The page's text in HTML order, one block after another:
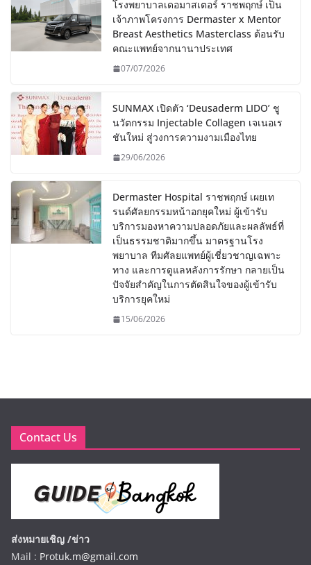
โรงพยาบาลเดอมาสเตอร์ ราชพฤกษ์ เป็น
เจ้าภาพโครงการ Dermaster x Mentor
Breast Aesthetics Masterclass ต้อนรับ
คณะแพทย์จากนานาประเทศ
07/07/2026
SUNMAX เปิดตัว ‘Deusaderm LIDO’ ชู
นวัตกรรม Injectable Collagen เจเนอเร
ชันใหม่ สู่วงการความงามเมืองไทย
29/06/2026
Dermaster Hospital ราชพฤกษ์ เผยเท
รนด์ศัลยกรรมหน้าอกยุคใหม่ ผู้เข้ารับ
บริการมองหาความปลอดภัยและผลลัพธ์ที่
เป็นธรรมชาติมากขึ้น มาตรฐานโรง
พยาบาล ทีมศัลยแพทย์ผู้เชี่ยวชาญเฉพาะ
ทาง และการดูแลหลังการรักษา กลายเป็น
ปัจจัยสำคัญในการตัดสินใจของผู้เข้ารับ
บริการยุคใหม่
15/06/2026
Contact Us
ส่งหมายเชิญ /ข่าว
Mail : Protuk.m@gmail.com